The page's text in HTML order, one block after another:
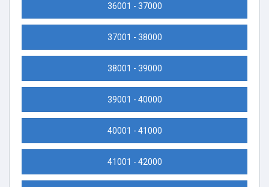
36001 - 37000
37001 - 38000
38001 - 39000
39001 - 40000
40001 - 41000
41001 - 42000